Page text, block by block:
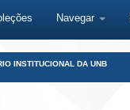
Navegar
INSTITUCIONAL DA UNB